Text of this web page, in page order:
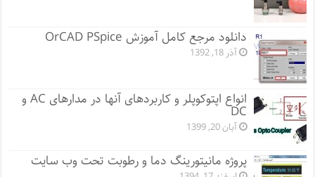
دانلود مرجع کامل آموزش OrCAD PSpice
آذر 18, 1392
انواع اپتوکوپلر و کاربردهای آنها در مدارهای AC و
DC
آبان 20, 1399
پروژه مانيتورينگ دما و رطوبت تحت وب سایت